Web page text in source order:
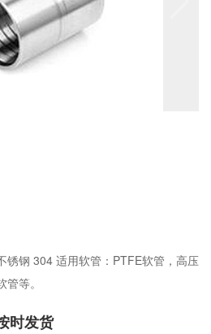
锈钢 304 适用软管：PTFE软管，高压
等。
时发货